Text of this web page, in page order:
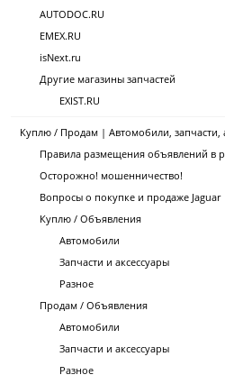
AUTODOC.RU
EMEX.RU
isNext.ru
Другие магазины запчастей
EXIST.RU
Куплю / Продам | Автомобили, запчасти,
Правила размещения объявлений в
Осторожно! мошенничество!
Вопросы о покупке и продаже Jaguar
Куплю / Объявления
Автомобили
Запчасти и аксессуары
Разное
Продам / Объявления
Автомобили
Запчасти и аксессуары
Разное